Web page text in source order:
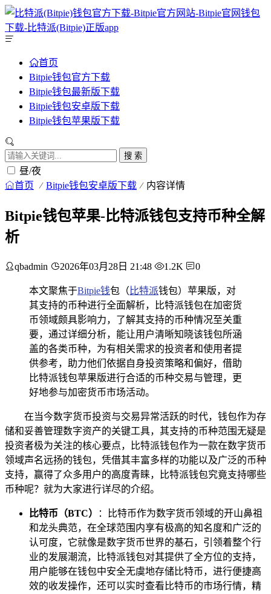
首页
Bitpie钱包官方下载
Bitpie钱包最新版下载
Bitpie钱包安卓版下载
Bitpie钱包苹果版下载
搜 索
昼/夜
首页 Bitpie钱包安卓版下载 内容详情
Bitpie钱包苹果-比特派钱包支持币种全解
析
qbadmin 2026年03月28日 21:48 1.2K 0
本文聚焦于Bitpie钱包（ 比特派钱包）苹果版，对
其支持的币种进行全面解析，比特派钱包在加密货
币领域颇具影响力，了解其支持的币种情况至关重
要，通过详细分析，能让用户清晰知晓该钱包所涵
盖的各类币种，为有相关需求的投资者和使用者提
供参考，助力他们依据自身投资策略和偏好，借助
比特派钱包苹果版进行合适的币种交易与管理，更
好地参与加密货币市场活动。
在当今数字货币投资与交易异常活跃的时代，钱包作为存
储和妥善管理数字资产的关键工具，其支持的币种范围无疑是
投资者极为关注的核心要点，比特派钱包作为一款在数字货币
领域声名远扬的钱包，凭借其丰富多样的功能以及广泛的币种
支持，赢得了众多用户的高度青睐，比特派钱包究竟支持哪些
币种呢？就为大家进行详尽的介绍。
比特币（BTC）
：比特币作为数字货币领域的开山鼻祖
和龙头典范，在全球范围内享有极高的知名度和广泛的
认可度，它就像是数字货币世界的基石，引领着整个行
业的发展潮流，比特派钱包对其提供了全方位的支持，
用户能够在钱包中安全无虞地存储比特币，进行便捷高
效的收发操作，还可以实时查看比特币的市场行情，精